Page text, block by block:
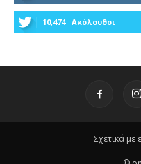
10,474 Ακόλουθοι
Σχετικά με